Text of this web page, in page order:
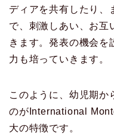
ディアを共有したり、
で、刺激しあい、お互
きます。発表の機会を
力も培っていきます。
このように、幼児期か
のがInternational
大の特徴です。